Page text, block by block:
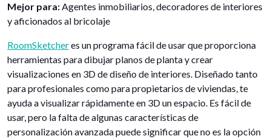
Mejor para:Agentes inmobiliarios, decoradores de interiores
y aficionados al bricolaje
RoomSketcheres un programa fácil de usar que proporciona
herramientas para dibujar planos de planta y crear
visualizaciones en 3D de diseño de interiores. Diseñado tanto
para profesionales como para propietarios de viviendas, te
ayuda a visualizar rápidamente en 3D un espacio. Es fácil de
usar, pero la falta de algunas características de
personalización avanzada puede significar que no es la opción